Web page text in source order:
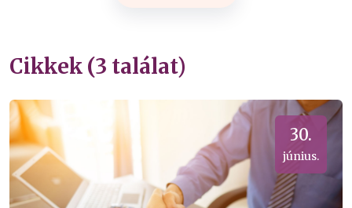
Cikkek (3 találat)
30.
június.